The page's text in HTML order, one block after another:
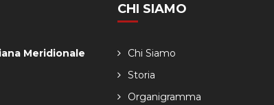
Meridionale
CHI SIAMO
Chi Siamo
Storia
Organigramma